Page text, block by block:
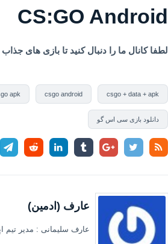
CS:GO Android
لطفا کانال ما را دنبال کنید تا بازی های
csgo + data + apk
csgo android
apk
دانلود بازی سی اس گو
عارف (ادمین)
عارف سلیمانی : مدیر تیم